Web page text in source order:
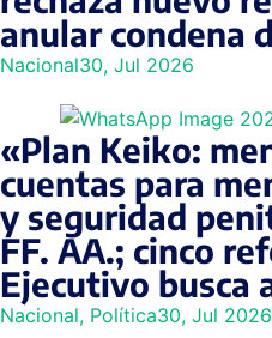
anular condena
Nacional30, Jul 2026
«Plan Keiko:
cuentas para
y seguridad
FF. AA.; cinco
Ejecutivo busca
Nacional, Política30, Jul 2026